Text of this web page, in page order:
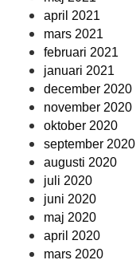
april 2021
mars 2021
februari 2021
januari 2021
december 2020
november 2020
oktober 2020
september 2020
augusti 2020
juli 2020
juni 2020
maj 2020
april 2020
mars 2020